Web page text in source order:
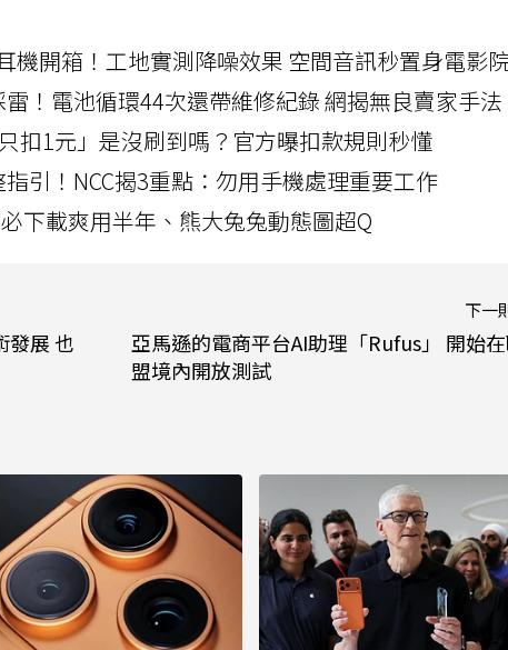
機開箱！工地實測降噪效果 空間音訊秒置身電影
！電池循環44次還帶維修紀錄 網揭無良賣家手法
扣1元」是沒刷到嗎？官方曝扣款規則秒懂
引！NCC揭3重點：勿用手機處理重要工作
下載爽用半年、熊大兔兔動態圖超Q
發展 也
下一
亞馬遜的電商平台AI助理「Rufus」 開始
盟境內開放測試